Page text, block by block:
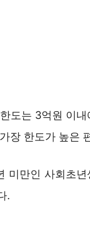
도는 3억원 이
장 한도가 높은
미만인 사회초
.